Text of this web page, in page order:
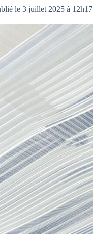
le 3 juillet 2025 à 12h17